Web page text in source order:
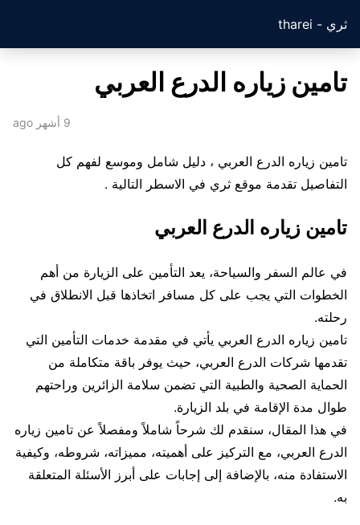
ثري - tharei
تامين زياره الدرع العربي
9 أشهر ago
تامين زياره الدرع العربي ، دليل شامل وموسع لفهم كل
التفاصيل تقدمة موقع ثري في الاسطر التالية .
تامين زياره الدرع العربي
في عالم السفر والسياحة، يعد التأمين على الزيارة من أهم
الخطوات التي يجب على كل مسافر اتخاذها قبل الانطلاق في
رحلته.
تامين زياره الدرع العربي يأتي في مقدمة خدمات التأمين التي
تقدمها شركات الدرع العربي، حيث يوفر باقة متكاملة من
الحماية الصحية والطبية التي تضمن سلامة الزائرين وراحتهم
طوال مدة الإقامة في بلد الزيارة.
في هذا المقال، سنقدم لك شرحاً شاملاً ومفصلاً عن تامين زياره
الدرع العربي، مع التركيز على أهميته، مميزاته، شروطه، وكيفية
الاستفادة منه، بالإضافة إلى إجابات على أبرز الأسئلة المتعلقة
به.